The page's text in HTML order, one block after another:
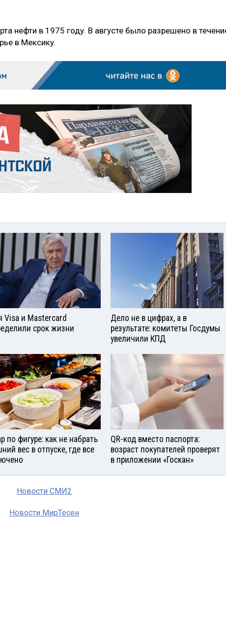
нефти в 1975 году. В августе было разрешено в
в Мексику.
Visа и Mastercard
срок жизни
Дело не в цифрах, а в
результате: комитеты Госдумы
увеличили КПД
по фигуре: как не набрать
вес в отпуске, где все
QR-код вместо паспорта:
возраст покупателей проверят
в приложении «Госкан»
Новости СМИ2
Новости МирТесен